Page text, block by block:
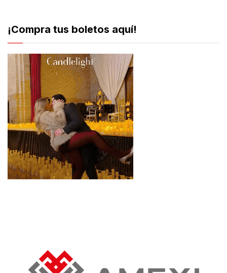
¡Compra tus boletos aquí!